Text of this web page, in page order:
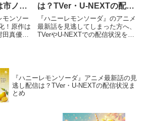
市ノ瀬
モンソー
！原作は
真優先
紹介！
チェック
は？TVer・U-NEXTの配信
状況まとめ
『ハニーレモンソーダ』のアニメ
最新話を見逃してしまった方へ、
TVerやU-NEXTでの配信状況をま
『ハニーレモンソーダ』アニメ最新話の見
逃し配信は？TVer・U-NEXTの配信状況ま
とめ